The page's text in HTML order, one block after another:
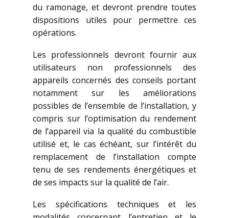
du ramonage, et devront prendre toutes
dispositions utiles pour permettre ces
opérations.
Les professionnels devront fournir aux
utilisateurs non professionnels des
appareils concernés des conseils portant
notamment sur les améliorations
possibles de l’ensemble de l’installation, y
compris sur l’optimisation du rendement
de l’appareil via la qualité du combustible
utilisé et, le cas échéant, sur l’intérêt du
remplacement de l’installation compte
tenu de ses rendements énergétiques et
de ses impacts sur la qualité de l’air.
Les spécifications techniques et les